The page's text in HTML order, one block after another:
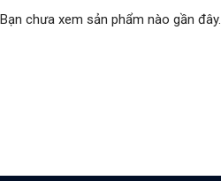
Bạn chưa xem sản phẩm nào gần đây.